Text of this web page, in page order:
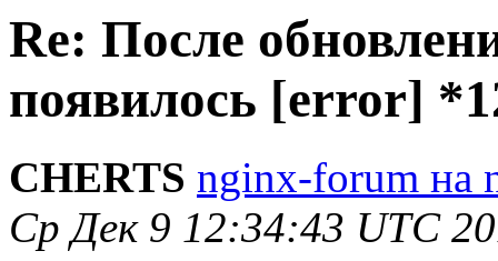
Re: После
появилось [error]
CHERTS nginx-forum на
Ср Дек 9 12:34:43 UTC